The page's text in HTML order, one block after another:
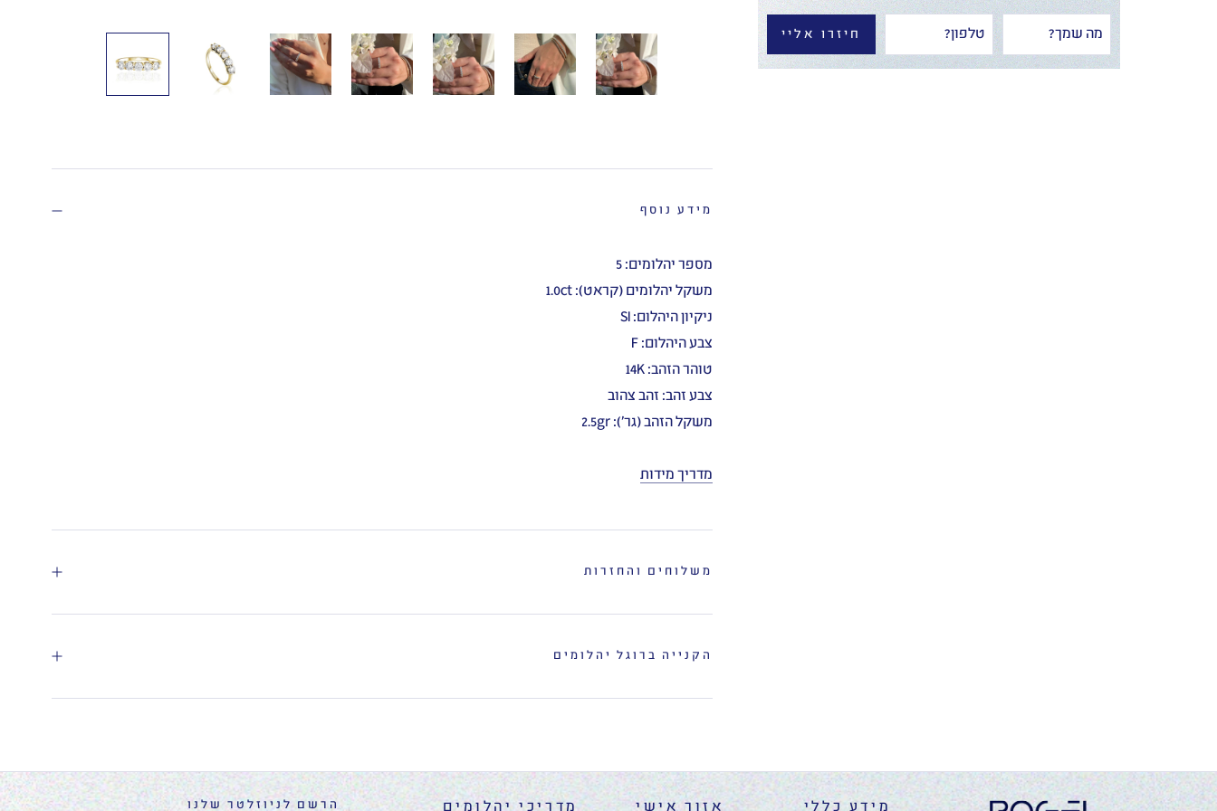
חיזרו אליי
מידע נוסף
מספר יהלומים: 5
משקל יהלומים (קראט): 1.0ct
ניקיון היהלום: SI
צבע היהלום: F
טוהר הזהב: 14K
צבע זהב: זהב צהוב
משקל הזהב (גר'): 2.5gr
מדריך מידות
משלוחים והחזרות
הקנייה ברוגל יהלומים
מידע כללי אזור אישי מדריכי יהלומים הרשם לניוזלטר שלנו